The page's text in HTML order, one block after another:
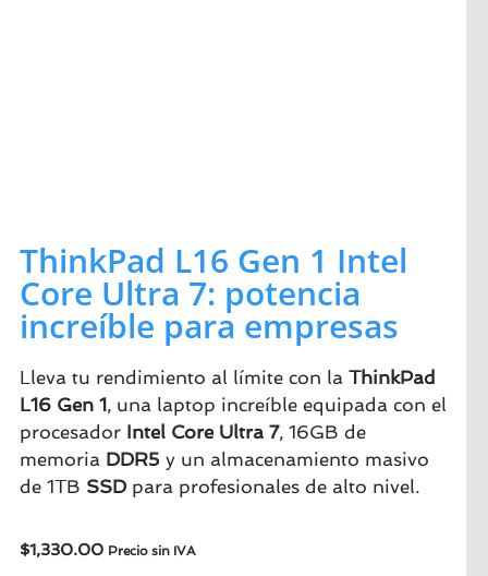
ThinkPad L16 Gen 1 Intel
Core Ultra 7: potencia
increíble para empresas
Lleva tu rendimiento al límite con la ThinkPad
L16 Gen 1, una laptop increíble equipada con el
procesador Intel Core Ultra 7, 16GB de
memoria DDR5 y un almacenamiento masivo
de 1TB SSD para profesionales de alto nivel.
$1,330.00 Precio sin IVA